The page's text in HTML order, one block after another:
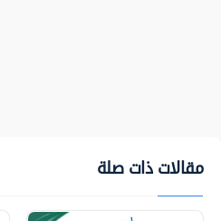
مقالات ذات صلة